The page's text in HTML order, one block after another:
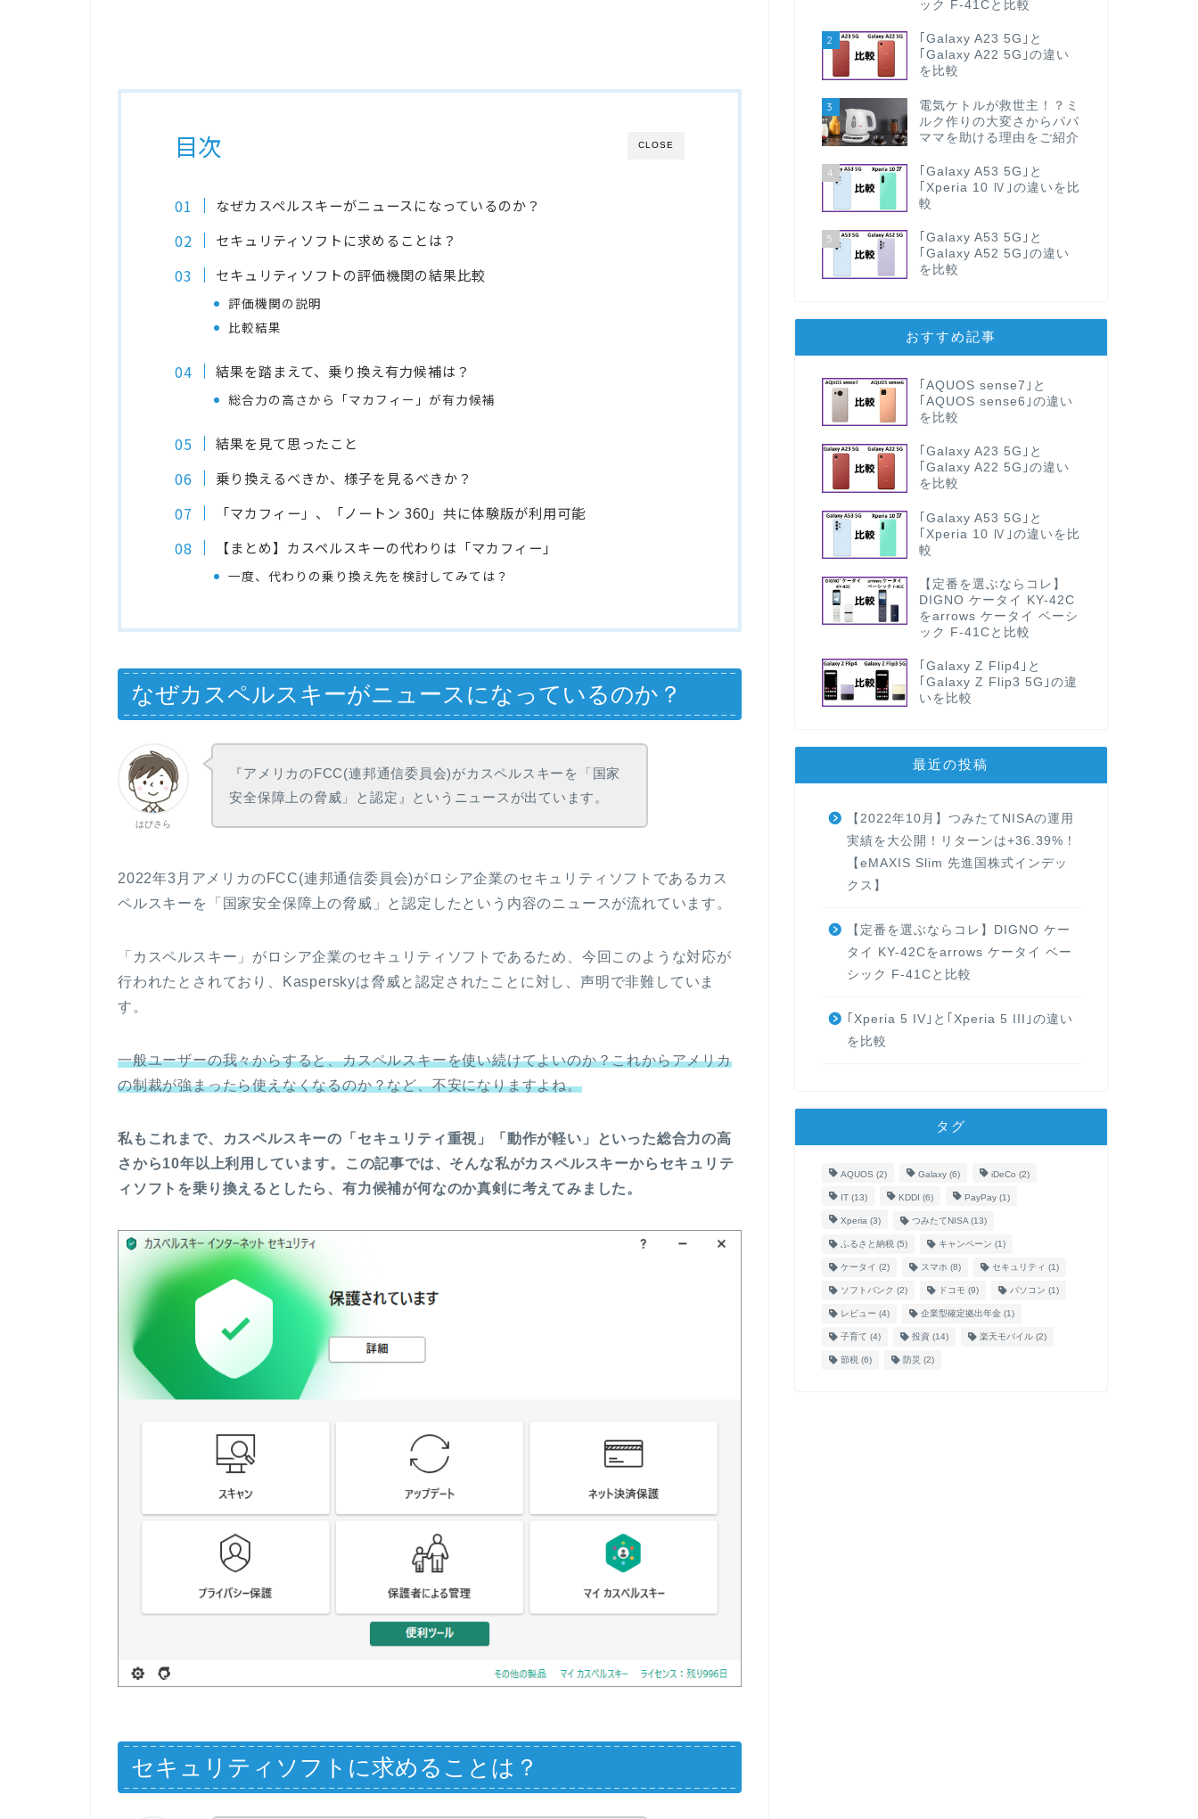
CLOSE
目次
なぜカスペルスキーがニュースになっているのか？
セキュリティソフトに求めることは？
セキュリティソフトの評価機関の結果比較
評価機関の説明
比較結果
結果を踏まえて、乗り換え有力候補は？
総合力の高さから「マカフィー」が有力候補
結果を見て思ったこと
乗り換えるべきか、様子を見るべきか？
「マカフィー」、「ノートン 360」共に体験版が利用可能
【まとめ】カスペルスキーの代わりは「マカフィー」
一度、代わりの乗り換え先を検討してみては？
なぜカスペルスキーがニュースになっているのか？
はぴさら
『アメリカのFCC(連邦通信委員会)がカスペルスキーを「国家
安全保障上の脅威」と認定』というニュースが出ています。
2022年3月アメリカのFCC(連邦通信委員会)がロシア企業のセキュリティソフトであるカス
ペルスキーを「国家安全保障上の脅威」と認定したという内容のニュースが流れています。
「カスペルスキー」がロシア企業のセキュリティソフトであるため、今回このような対応が
行われたとされており、Kasperskyは脅威と認定されたことに対し、声明で非難していま
す。
一般ユーザーの我々からすると、カスペルスキーを使い続けてよいのか？これからアメリカ
の制裁が強まったら使えなくなるのか？など、不安になりますよね。
私もこれまで、カスペルスキーの「セキュリティ重視」「動作が軽い」といった総合力の高
さから10年以上利用しています。この記事では、そんな私がカスペルスキーからセキュリテ
ィソフトを乗り換えるとしたら、有力候補が何なのか真剣に考えてみました。
セキュリティソフトに求めることは？
ック F-41Cと比較
2
｢Galaxy A23 5G｣と
｢Galaxy A22 5G｣の違い
を比較
3
電気ケトルが救世主！？ミ
ルク作りの大変さからパパ
ママを助ける理由をご紹介
4
｢Galaxy A53 5G｣と
｢Xperia 10 Ⅳ｣の違いを比
較
5
｢Galaxy A53 5G｣と
｢Galaxy A52 5G｣の違い
を比較
おすすめ記事
｢AQUOS sense7｣と
｢AQUOS sense6｣の違い
を比較
｢Galaxy A23 5G｣と
｢Galaxy A22 5G｣の違い
を比較
｢Galaxy A53 5G｣と
｢Xperia 10 Ⅳ｣の違いを比
較
【定番を選ぶならコレ】
DIGNO ケータイ KY-42C
をarrows ケータイ ベーシ
ック F-41Cと比較
｢Galaxy Z Flip4｣と
｢Galaxy Z Flip3 5G｣の違
いを比較
最近の投稿
【2022年10月】つみたてNISAの運用
実績を大公開！リターンは+36.39%！
【eMAXIS Slim 先進国株式インデッ
クス】
【定番を選ぶならコレ】DIGNO ケー
タイ KY-42Cをarrows ケータイ ベー
シック F-41Cと比較
｢Xperia 5 IV｣と｢Xperia 5 III｣の違い
を比較
タグ
AQUOS (2) Galaxy(6) iDeCo (2)
IT(13) KDDI (6) PayPay(1)
Xperia(3) つみたてNISA(13)
ふるさと納税(5) キャンペーン (1)
ケータイ (2) スマホ(8) セキュリティ (1)
ソフトバンク (2) ドコモ(9) パソコン (1)
レビュー (4) 企業型確定拠出年金(1)
子育て (4) 投資(14) 楽天モバイル(2)
節税(6) 防災 (2)